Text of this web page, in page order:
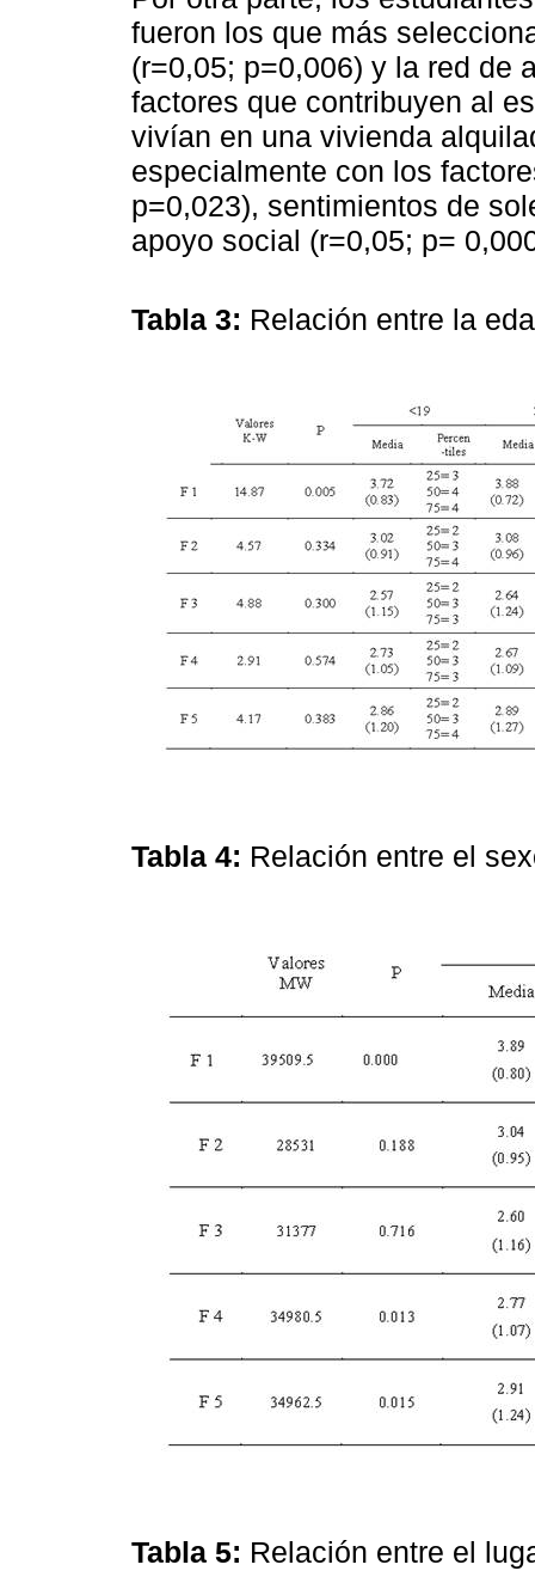
fueron los que más
(r=0,05; p=0,006) y la red de
factores que contribuyen al
vivían en una vivienda
especialmente con los
p=0,023), sentimientos de
apoyo social (r=0,05; p=
Tabla 3: Relación entre la
Tabla 4: Relación entre el
Tabla 5: Relación entre el